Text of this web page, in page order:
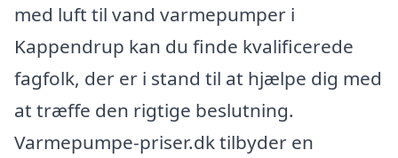
med luft til vand varmepumper i
Kappendrup kan du finde kvalificerede
fagfolk, der er i stand til at hjælpe dig med
at træffe den rigtige beslutning.
Varmepumpe-priser.dk tilbyder en